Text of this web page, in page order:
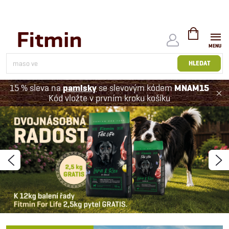
HLEDAT
NÁKUPNÍ
KOŠÍK
15 % sleva napamlskyse slevovým kódemMNAM15
Kód vložte v prvním kroku košíku
K
v
a
l
i
Předchozí